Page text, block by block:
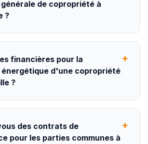
de copropriété à
?
financières pour la
d'une copropriété
?
+
des contrats de
pour les parties communes à
+